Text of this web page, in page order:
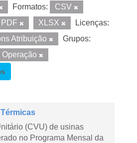
Formatos:
CSV
PDF XLSX
Licenças:
Atribuição
Grupos:
Operação
(CVU) de usinas
no Programa Mensal da